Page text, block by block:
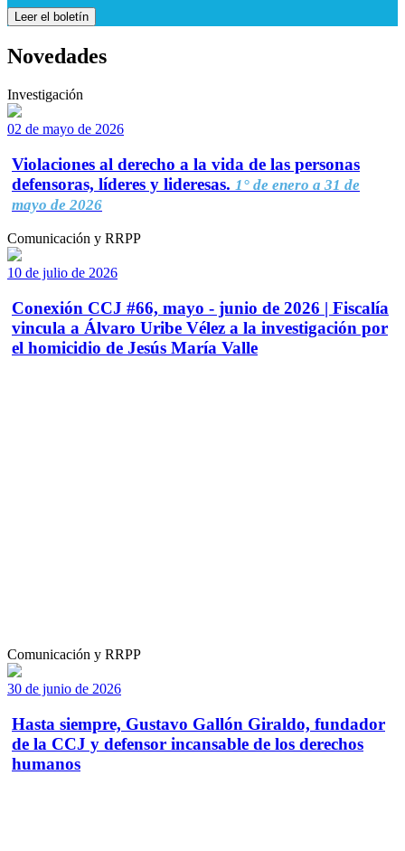
Leer el boletín
Novedades
Investigación
02 de mayo de 2026
Violaciones al derecho a la vida de las personas
defensoras, líderes y lideresas. 1° de enero a 31 de
mayo de 2026
Comunicación y RRPP
10 de julio de 2026
Conexión CCJ #66, mayo - junio de 2026 | Fiscalía
vincula a Álvaro Uribe Vélez a la investigación por
el homicidio de Jesús María Valle
Comunicación y RRPP
30 de junio de 2026
Hasta siempre, Gustavo Gallón Giraldo, fundador
de la CCJ y defensor incansable de los derechos
humanos